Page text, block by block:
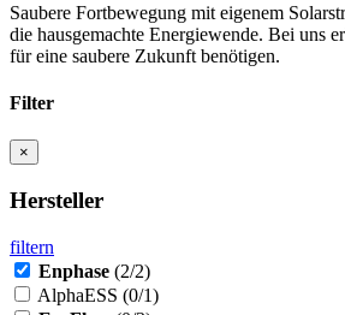
Saubere Fortbewegung mit eigenem
die hausgemachte Energiewende. Bei uns
für eine saubere Zukunft benötigen.
Filter
×
Hersteller
filtern
Enphase (2/2)
AlphaESS (0/1)